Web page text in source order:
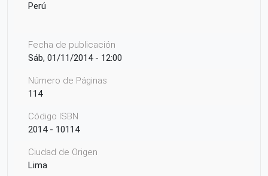
Perú
Fecha de publicación
Sáb, 01/11/2014 - 12:00
Número de Páginas
114
Código ISBN
2014 - 10114
Ciudad de Origen
Lima